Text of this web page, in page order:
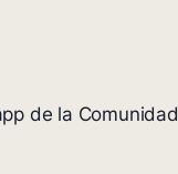
de la Comunidad